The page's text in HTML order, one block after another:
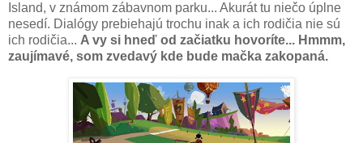
Island, v známom zábavnom parku... Akurát tu niečo úplne
nesedí. Dialógy prebiehajú trochu inak a ich rodičia nie sú
ich rodičia... A vy si hneď od začiatku hovoríte... Hmmm,
zaujímavé, som zvedavý kde bude mačka zakopaná.